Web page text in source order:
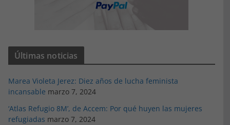
Últimas noticias
Marea Violeta Jerez: Diez años de lucha feminista
incansable marzo 7, 2024
‘Atlas Refugio 8M’, de Accem: Por qué huyen las mujeres
refugiadas marzo 7, 2024